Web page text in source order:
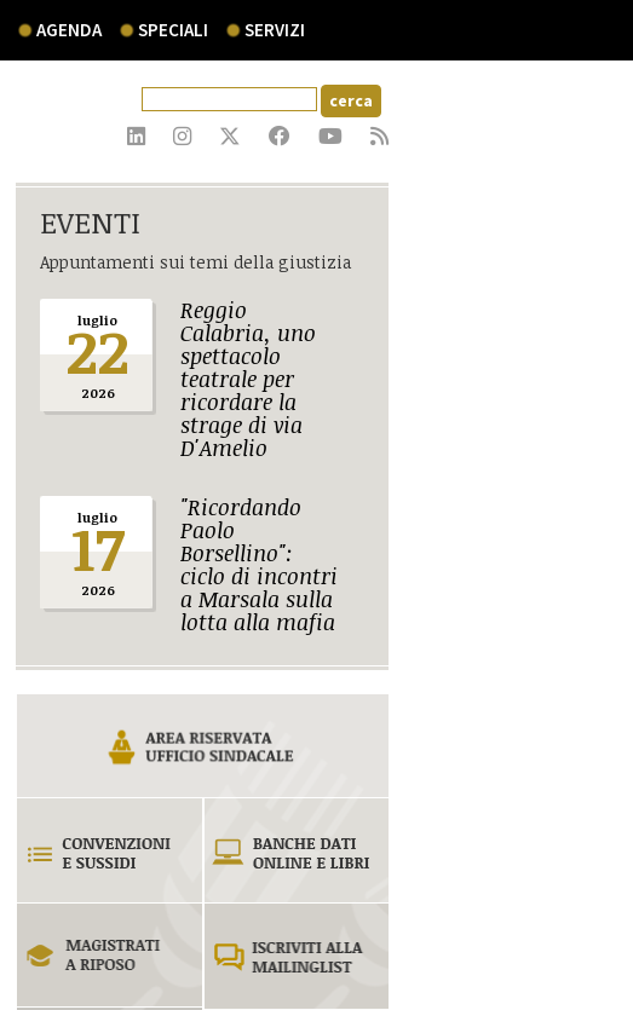
AGENDA SPECIALI SERVIZI
EVENTI
Appuntamenti sui temi della giustizia
luglio
22
2026
Reggio
Calabria, uno
spettacolo
teatrale per
ricordare la
strage di via
D'Amelio
luglio
17
2026
"Ricordando
Paolo
Borsellino":
ciclo di incontri
a Marsala sulla
lotta alla mafia